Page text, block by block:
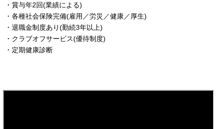
・賞与年2回(業績による)
・各種社会保険完備(雇用／労災／健康／厚生)
・退職金制度あり(勤続3年以上)
・クラブオフサービス(優待制度)
・定期健康診断